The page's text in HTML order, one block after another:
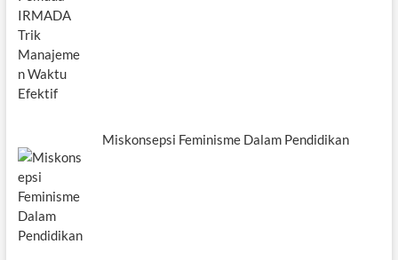
Miskonsepsi Feminisme Dalam Pendidikan